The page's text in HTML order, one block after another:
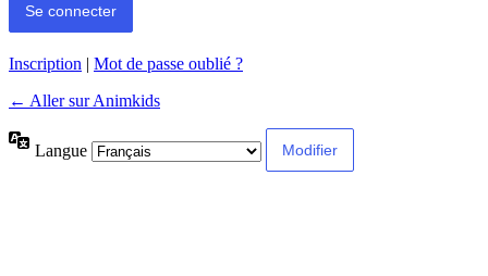
Inscription | Mot de passe oublié ?
← Aller sur Animkids
Langue